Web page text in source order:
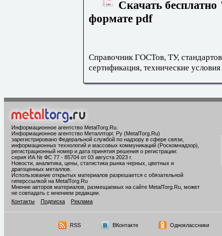
Скачать
формате pdf
Справочник ГОСТов, ТУ,
сертификация, технические условия
Информационное агентство MetalTorg.Ru
Информационное агентство Металлторг. Ру (MetalTorg.Ru)
зарегистрировано Федеральной службой по надзору в сфере связи,
информационных технологий и массовых коммуникаций (Роскомнадзор),
регистрационный номер и дата принятия решения о регистрации:
серия ИА № ФС 77 - 85704 от 03 августа 2023 г.
Новости, аналитика, цены, статистика рынка черных, цветных и
драгоценных металлов.
Использование открытых материалов разрешается с обязательной
гиперссылкой на MetalTorg.Ru
Мнение авторов материалов, размещаемых на сайте MetalTorg.Ru, может
не совпадать с мнением редакции.
Контакты
Подписка Реклама
RSS ВКонтакте Одноклассники